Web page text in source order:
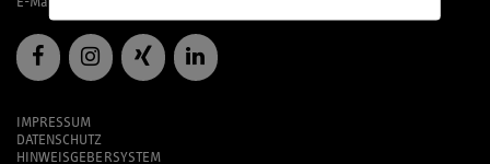
IMPRESSUM
DATENSCHUTZ
HINWEISGEBERSYSTEM